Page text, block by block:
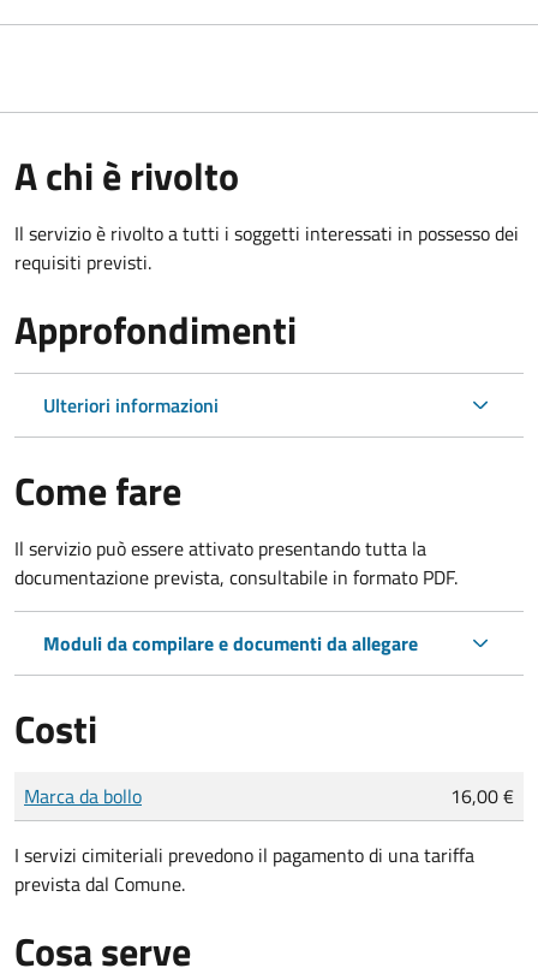
A chi è rivolto
Il servizio è rivolto a tutti i soggetti interessati in possesso dei
requisiti previsti.
Approfondimenti
Ulteriori informazioni
Come fare
Il servizio può essere attivato presentando tutta la
documentazione prevista, consultabile in formato PDF.
Moduli da compilare e documenti da allegare
Costi
Tipo di pagamento
Importo
Marca da bollo 16,00 €
I servizi cimiteriali prevedono il pagamento di una tariffa
prevista dal Comune.
Cosa serve